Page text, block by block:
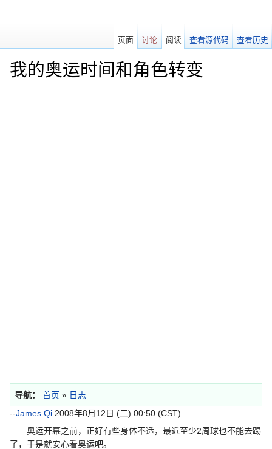
我的奥运时间和角色转变
导航： 首页 » 日志
--James Qi 2008年8月12日 (二) 00:50 (CST)
奥运开幕之前，正好有些身体不适，最近至少2周球也不能去踢
了，于是就安心看奥运吧。
页面 讨论 阅读 查看源代码 查看历史